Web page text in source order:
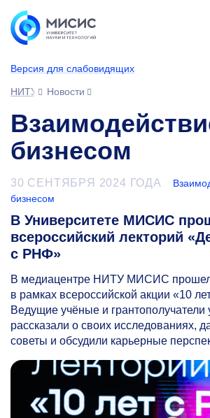
Версия для слабовидящих
НИТУ МИСИС
Новости
бизнесом
30 СЕНТЯБРЯ 2024 ГОДА
бизнесом
В Университете МИСИС
всероссийский лекторий
с РНФ»
В медиацентре НИТУ МИСИС прошел
в рамках всероссийской акции «10
Ведущие учёные и грантополучатели
рассказали о своих исследованиях,
советы и обсудили карьерные